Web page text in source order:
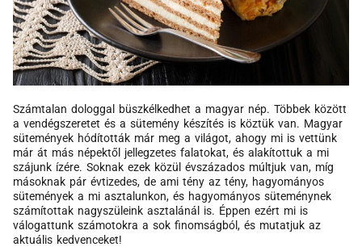
Számtalan dologgal büszkélkedhet a magyar nép. Többek között
a vendégszeretet és a sütemény készítés is köztük van. Magyar
sütemények hódították már meg a világot, ahogy mi is vettünk
már át más népektől jellegzetes falatokat, és alakítottuk a mi
szájunk ízére. Soknak ezek közül évszázados múltjuk van, míg
másoknak pár évtizedes, de ami tény az tény, hagyományos
sütemények a mi asztalunkon, és hagyományos süteménynek
számítottak nagyszüleink asztalánál is. Éppen ezért mi is
válogattunk számotokra a sok finomságból, és mutatjuk az
aktuális kedvenceket!